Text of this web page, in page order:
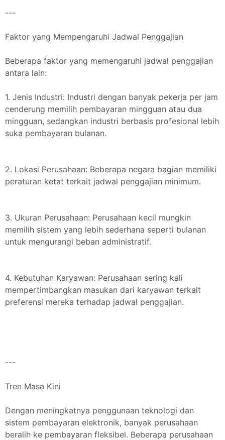
---
Faktor yang Mempengaruhi Jadwal Penggajian
Beberapa faktor yang memengaruhi jadwal penggajian
antara lain:
1. Jenis Industri: Industri dengan banyak pekerja per jam
cenderung memilih pembayaran mingguan atau dua
mingguan, sedangkan industri berbasis profesional lebih
suka pembayaran bulanan.
2. Lokasi Perusahaan: Beberapa negara bagian memiliki
peraturan ketat terkait jadwal penggajian minimum.
3. Ukuran Perusahaan: Perusahaan kecil mungkin
memilih sistem yang lebih sederhana seperti bulanan
untuk mengurangi beban administratif.
4. Kebutuhan Karyawan: Perusahaan sering kali
mempertimbangkan masukan dari karyawan terkait
preferensi mereka terhadap jadwal penggajian.
---
Tren Masa Kini
Dengan meningkatnya penggunaan teknologi dan
sistem pembayaran elektronik, banyak perusahaan
beralih ke pembayaran fleksibel. Beberapa perusahaan